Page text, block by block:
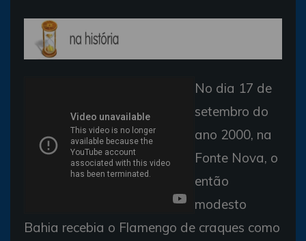
No dia 17 de
setembro do
ano 2000, na
Fonte Nova, o
então
modesto
Bahia recebia o Flamengo de craques como